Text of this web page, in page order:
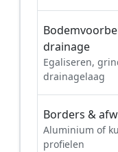
drainage
Egaliseren,
drainagelaag
Borders &
Aluminium of
profielen